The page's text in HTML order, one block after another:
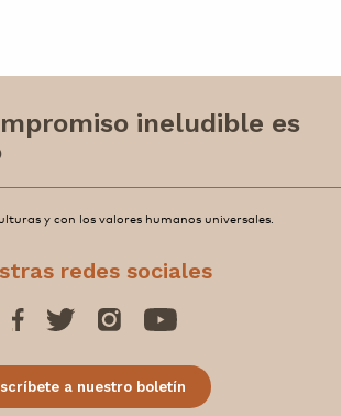
ineludible es
y con los valores humanos universales.
redes sociales
a nuestro boletín